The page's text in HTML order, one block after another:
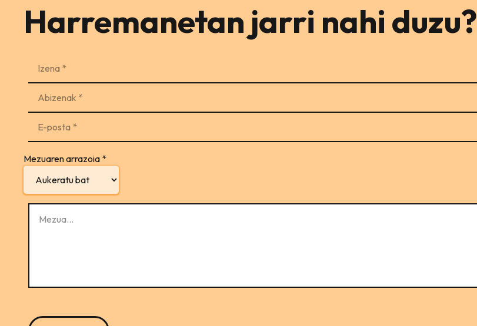
Harremanetan jarri nahi duzu?
Mezuaren arrazoia *